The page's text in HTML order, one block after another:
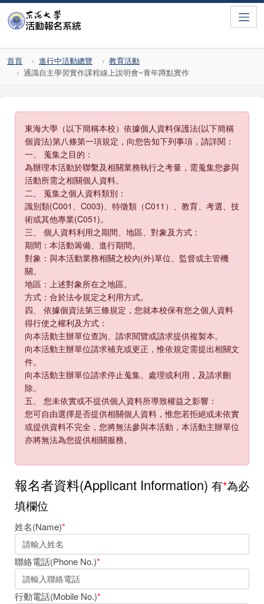
首頁 進行中活動總覽
教育活動
通識自主學習實作課程線上說明會~青年蹲點實作
東海大學（以下簡稱本校）依據個人資料保護法(以下簡稱
個資法)第八條第一項規定，向您告知下列事項，請詳閱：
一、 蒐集之目的：
為辦理本活動於聯繫及相關業務執行之考量，需蒐集您參與
活動所需之相關個人資料。
二、 蒐集之個人資料類別：
識別類(C001、C003)、特徵類（C011）、教育、考選、技
術或其他專業(C051)。
三、 個人資料利用之期間、地區、對象及方式：
期間：本活動籌備、進行期間。
對象：與本活動業務相關之校內(外)單位、監督或主管機
關。
地區：上述對象所在之地區。
方式：合於法令規定之利用方式。
四、 依據個資法第三條規定，您就本校保有您之個人資料
得行使之權利及方式：
向本活動主辦單位查詢、請求閱覽或請求提供複製本。
向本活動主辦單位請求補充或更正，惟依規定需提出相關文
件。
向本活動主辦單位請求停止蒐集、處理或利用，及請求刪
除。
五、 您未依實或不提供個人資料所導致權益之影響：
您可自由選擇是否提供相關個人資料，惟您若拒絕或未依實
或提供資料不完全，您將無法參與本活動，本活動主辦單位
亦將無法為您提供相關服務。
報名者資料(Applicant Information) 有*為必
填欄位
姓名(Name)*
聯絡電話(Phone No.)*
行動電話(Mobile No.)*